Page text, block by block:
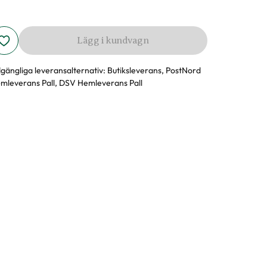
Lägg i kundvagn
leveransalternativ: Butiksleverans, PostNord
Pall, DSV Hemleverans Pall